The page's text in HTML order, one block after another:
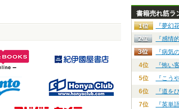
書籍売れ筋ラ
『夢幻
『感情
『病気
4位
『怖い客
5位
『こう
6位
『道を
7位
『英単